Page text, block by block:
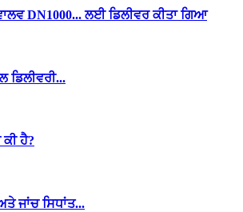
DN1000... ਲਈ ਡਿਲੀਵਰ ਕੀਤਾ ਗਿਆ
ਡਿਲੀਵਰੀ...
ਹੈ?
ਜਾਂਚ ਸਿਧਾਂਤ...